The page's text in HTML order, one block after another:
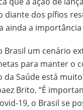
diante dos pífios
ainda a
Brasil um cenário
para manter o
da Saúde está
Brito. “É
19, o Brasil se